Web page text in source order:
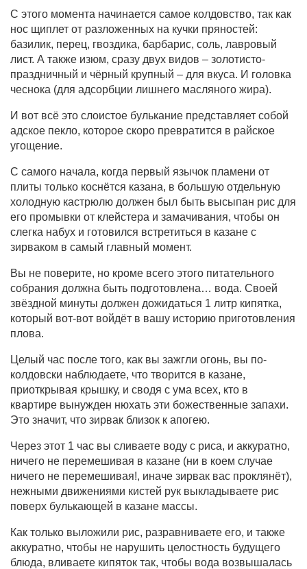
С этого момента начинается самое колдовство, так как
нос щиплет от разложенных на кучки пряностей:
базилик, перец, гвоздика, барбарис, соль, лавровый
лист. А также изюм, сразу двух видов – золотисто-
праздничный и чёрный крупный – для вкуса. И головка
чеснока (для адсорбции лишнего масляного жира).
И вот всё это слоистое булькание представляет собой
адское пекло, которое скоро превратится в райское
угощение.
С самого начала, когда первый язычок пламени от
плиты только коснётся казана, в большую отдельную
холодную кастрюлю должен был быть высыпан рис для
его промывки от клейстера и замачивания, чтобы он
слегка набух и готовился встретиться в казане с
зирваком в самый главный момент.
Вы не поверите, но кроме всего этого питательного
собрания должна быть подготовлена… вода. Своей
звёздной минуты должен дожидаться 1 литр кипятка,
который вот-вот войдёт в вашу историю приготовления
плова.
Целый час после того, как вы зажгли огонь, вы по-
колдовски наблюдаете, что творится в казане,
приоткрывая крышку, и сводя с ума всех, кто в
квартире вынужден нюхать эти божественные запахи.
Это значит, что зирвак близок к апогею.
Через этот 1 час вы сливаете воду с риса, и аккуратно,
ничего не перемешивая в казане (ни в коем случае
ничего не перемешивая!, иначе зирвак вас проклянёт),
нежными движениями кистей рук выкладываете рис
поверх булькающей в казане массы.
Как только выложили рис, разравниваете его, и также
аккуратно, чтобы не нарушить целостность будущего
блюда, вливаете кипяток так, чтобы вода возвышалась